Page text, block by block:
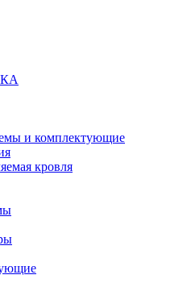
и комплектующие
кровля